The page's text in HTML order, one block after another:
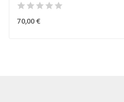
70,00 €